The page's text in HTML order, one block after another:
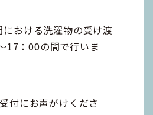
おける洗濯物の受け渡
17：00の間で行いま
付にお声がけくださ